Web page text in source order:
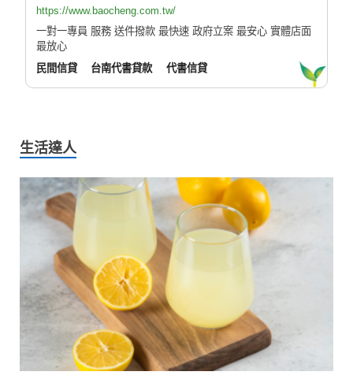
https://www.baocheng.com.tw/
一對一專員 服務 送件撥款 最快速 政府立案 最安心 實體店面
最放心
民間信貸
台南代書貸款 代書信貸
生活達人